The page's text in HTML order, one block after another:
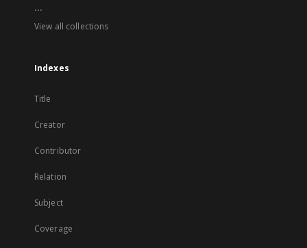
...
View all collections
Indexes
Title
Creator
Contributor
Relation
Subject
Coverage